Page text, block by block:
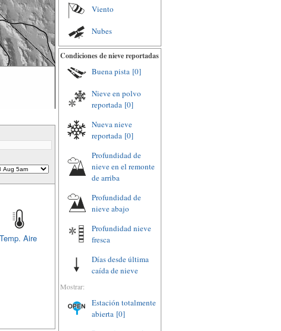
Temp. Aire
Viento
Nubes
Condiciones de nieve reportadas
Buena pista [0]
Nieve en polvo
reportada [0]
Nueva nieve
reportada [0]
Profundidad de
nieve en el remonte
de arriba
Profundidad de
nieve abajo
Profundidad nieve
fresca
Días desde última
caída de nieve
Mostrar:
Estación totalmente
abierta [0]